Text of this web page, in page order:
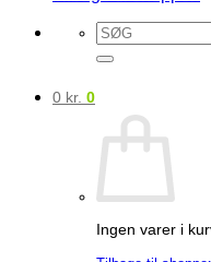
Søg
efter:
0 kr. 0
Ingen varer i